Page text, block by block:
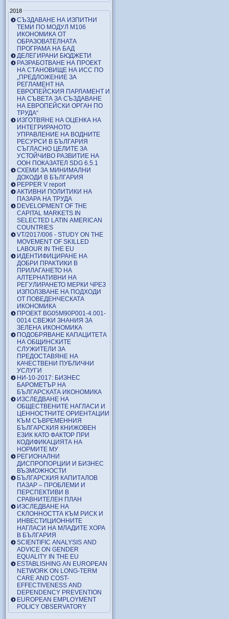
2018
СЪЗДАВАНЕ НА ИЗПИТНИ
ТЕМИ ПО МОДУЛ М106
ИКОНОМИКА ОТ
ОБРАЗОВАТЕЛНАТА
ПРОГРАМА НА БАД
ДЕЛЕГИРАНИ БЮДЖЕТИ
РАЗРАБОТВАНЕ НА ПРОЕКТ
НА СТАНОВИЩЕ НА ИСС ПО
„ПРЕДЛОЖЕНИЕ ЗА
РЕГЛАМЕНТ НА
ЕВРОПЕЙСКИЯ ПАРЛАМЕНТ И
НА СЪВЕТА ЗА СЪЗДАВАНЕ
НА ЕВРОПЕЙСКИ ОРГАН ПО
ТРУДА“
ИЗГОТВЯНЕ НА ОЦЕНКА НА
ИНТЕГРИРАНОТО
УПРАВЛЕНИЕ НА ВОДНИТЕ
РЕСУРСИ В БЪЛГАРИЯ
СЪГЛАСНО ЦЕЛИТЕ ЗА
УСТОЙЧИВО РАЗВИТИЕ НА
ООН ПОКАЗАТЕЛ SDG 6.5.1
СХЕМИ ЗА МИНИМАЛНИ
ДОХОДИ В БЪЛГАРИЯ
PEPPER V report
АКТИВНИ ПОЛИТИКИ НА
ПАЗАРА НА ТРУДА
DEVELOPMENT OF THE
CAPITAL MARKETS IN
SELECTED LATIN AMERICAN
COUNTRIES
VT/2017/006 - STUDY ON THE
MOVEMENT OF SKILLED
LABOUR IN THE EU
ИДЕНТИФИЦИРАНЕ НА
ДОБРИ ПРАКТИКИ В
ПРИЛАГАНЕТО НА
АЛТЕРНАТИВНИ НА
РЕГУЛИРАНЕТО МЕРКИ ЧРЕЗ
ИЗПОЛЗВАНЕ НА ПОДХОДИ
ОТ ПОВЕДЕНЧЕСКАТА
ИКОНОМИКА
ПРОЕКТ BG05M90P001-4.001-
0014 СВЕЖИ ЗНАНИЯ ЗА
ЗЕЛЕНА ИКОНОМИКА
ПОДОБРЯВАНЕ КАПАЦИТЕТА
НА ОБЩИНСКИТЕ
СЛУЖИТЕЛИ ЗА
ПРЕДОСТАВЯНЕ НА
КАЧЕСТВЕНИ ПУБЛИЧНИ
УСЛУГИ
НИ-10-2017: БИЗНЕС
БАРОМЕТЪР НА
БЪЛГАРСКАТА ИКОНОМИКА
ИЗСЛЕДВАНЕ НА
ОБЩЕСТВЕНИТЕ НАГЛАСИ И
ЦЕННОСТНИТЕ ОРИЕНТАЦИИ
КЪМ СЪВРЕМЕННИЯ
БЪЛГАРСКИЯ КНИЖОВЕН
ЕЗИК КАТО ФАКТОР ПРИ
КОДИФИКАЦИЯТА НА
НОРМИТЕ МУ
РЕГИОНАЛНИ
ДИСПРОПОРЦИИ И БИЗНЕС
ВЪЗМОЖНОСТИ
БЪЛГАРСКИЯ КАПИТАЛОВ
ПАЗАР – ПРОБЛЕМИ И
ПЕРСПЕКТИВИ В
СРАВНИТЕЛЕН ПЛАН
ИЗСЛЕДВАНЕ НА
СКЛОННОСТТА КЪМ РИСК И
ИНВЕСТИЦИОННИТЕ
НАГЛАСИ НА МЛАДИТЕ ХОРА
В БЪЛГАРИЯ
SCIENTIFIC ANALYSIS AND
ADVICE ON GENDER
EQUALITY IN THE EU
ESTABLISHING AN EUROPEAN
NETWORK ON LONG-TERM
CARE AND COST-
EFFECTIVENESS AND
DEPENDENCY PREVENTION
EUROPEAN EMPLOYMENT
POLICY OBSERVATORY